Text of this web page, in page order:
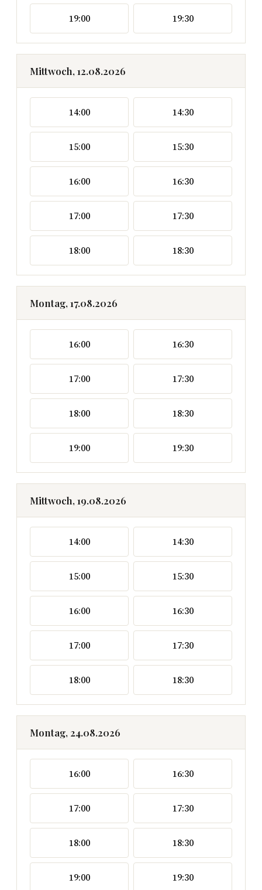
19:00 19:30
Mittwoch, 12.08.2026
14:00 14:30
15:00 15:30
16:00 16:30
17:00 17:30
18:00 18:30
Montag, 17.08.2026
16:00 16:30
17:00 17:30
18:00 18:30
19:00 19:30
Mittwoch, 19.08.2026
14:00 14:30
15:00 15:30
16:00 16:30
17:00 17:30
18:00 18:30
Montag, 24.08.2026
16:00 16:30
17:00 17:30
18:00 18:30
19:00 19:30